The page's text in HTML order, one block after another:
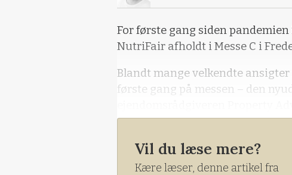
For første gang siden
NutriFair afholdt i Messe C i
Blandt mange velkendte
første gang på messen – den
Vil du læse mere?
Kære læser, denne artikel fra